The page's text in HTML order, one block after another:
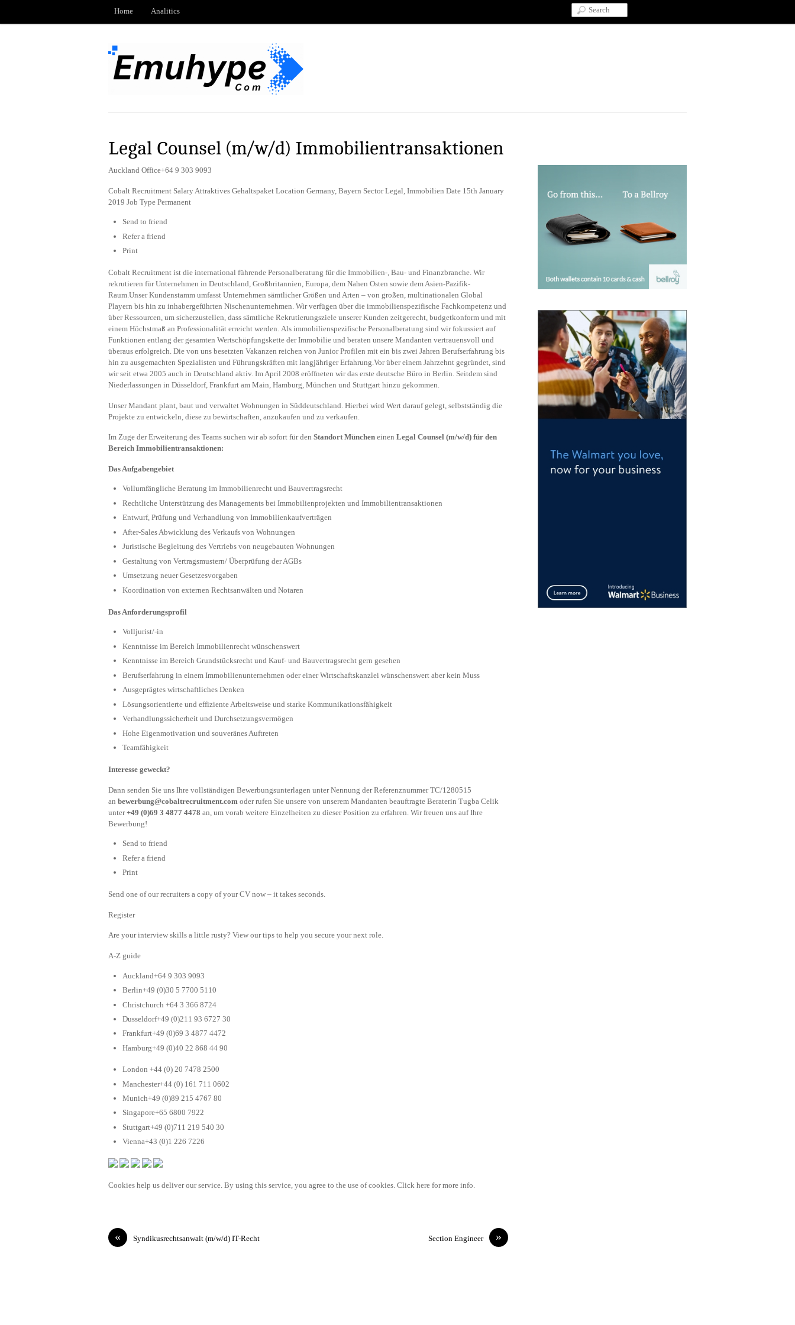
Home Analitics
Legal Counsel (m/w/d) Immobilientransaktionen
Auckland Office+64 9 303 9093
Cobalt Recruitment Salary Attraktives Gehaltspaket Location Germany, Bayern Sector Legal, Immobilien Date 15th January
2019 Job Type Permanent
Send to friend
Refer a friend
Print
Cobalt Recruitment ist die international führende Personalberatung für die Immobilien-, Bau- und Finanzbranche. Wir
rekrutieren für Unternehmen in Deutschland, Großbritannien, Europa, dem Nahen Osten sowie dem Asien-Pazifik-
Raum.Unser Kundenstamm umfasst Unternehmen sämtlicher Größen und Arten – von großen, multinationalen Global
Playern bis hin zu inhabergeführten Nischenunternehmen. Wir verfügen über die immobilienspezifische Fachkompetenz und
über Ressourcen, um sicherzustellen, dass sämtliche Rekrutierungsziele unserer Kunden zeitgerecht, budgetkonform und mit
einem Höchstmaß an Professionalität erreicht werden. Als immobilienspezifische Personalberatung sind wir fokussiert auf
Funktionen entlang der gesamten Wertschöpfungskette der Immobilie und beraten unsere Mandanten vertrauensvoll und
überaus erfolgreich. Die von uns besetzten Vakanzen reichen von Junior Profilen mit ein bis zwei Jahren Berufserfahrung bis
hin zu ausgemachten Spezialisten und Führungskräften mit langjähriger Erfahrung.Vor über einem Jahrzehnt gegründet, sind
wir seit etwa 2005 auch in Deutschland aktiv. Im April 2008 eröffneten wir das erste deutsche Büro in Berlin. Seitdem sind
Niederlassungen in Düsseldorf, Frankfurt am Main, Hamburg, München und Stuttgart hinzu gekommen.
Unser Mandant plant, baut und verwaltet Wohnungen in Süddeutschland. Hierbei wird Wert darauf gelegt, selbstständig die
Projekte zu entwickeln, diese zu bewirtschaften, anzukaufen und zu verkaufen.
Im Zuge der Erweiterung des Teams suchen wir ab sofort für den Standort München einen Legal Counsel (m/w/d) für den
Bereich Immobilientransaktionen:
Das Aufgabengebiet
Vollumfängliche Beratung im Immobilienrecht und Bauvertragsrecht
Rechtliche Unterstützung des Managements bei Immobilienprojekten und Immobilientransaktionen
Entwurf, Prüfung und Verhandlung von Immobilienkaufverträgen
After-Sales Abwicklung des Verkaufs von Wohnungen
Juristische Begleitung des Vertriebs von neugebauten Wohnungen
Gestaltung von Vertragsmustern/ Überprüfung der AGBs
Umsetzung neuer Gesetzesvorgaben
Koordination von externen Rechtsanwälten und Notaren
Das Anforderungsprofil
Volljurist/-in
Kenntnisse im Bereich Immobilienrecht wünschenswert
Kenntnisse im Bereich Grundstücksrecht und Kauf- und Bauvertragsrecht gern gesehen
Berufserfahrung in einem Immobilienunternehmen oder einer Wirtschaftskanzlei wünschenswert aber kein Muss
Ausgeprägtes wirtschaftliches Denken
Lösungsorientierte und effiziente Arbeitsweise und starke Kommunikationsfähigkeit
Verhandlungssicherheit und Durchsetzungsvermögen
Hohe Eigenmotivation und souveränes Auftreten
Teamfähigkeit
Interesse geweckt?
Dann senden Sie uns Ihre vollständigen Bewerbungsunterlagen unter Nennung der Referenznummer TC/1280515
an bewerbung@cobaltrecruitment.com oder rufen Sie unsere von unserem Mandanten beauftragte Beraterin Tugba Celik
unter+49 (0)69 3 4877 4478 an, um vorab weitere Einzelheiten zu dieser Position zu erfahren. Wir freuen uns auf Ihre
Bewerbung!
Send to friend
Refer a friend
Print
Send one of our recruiters a copy of your CV now – it takes seconds.
Register
Are your interview skills a little rusty? View our tips to help you secure your next role.
A-Z guide
Auckland+64 9 303 9093
Berlin+49 (0)30 5 7700 5110
Christchurch +64 3 366 8724
Dusseldorf+49 (0)211 93 6727 30
Frankfurt+49 (0)69 3 4877 4472
Hamburg+49 (0)40 22 868 44 90
London +44 (0) 20 7478 2500
Manchester+44 (0) 161 711 0602
Munich+49 (0)89 215 4767 80
Singapore+65 6800 7922
Stuttgart+49 (0)711 219 540 30
Vienna+43 (0)1 226 7226
Cookies help us deliver our service. By using this service, you agree to the use of cookies. Click here for more info.
« Syndikusrechtsanwalt (m/w/d) IT-Recht »
Section Engineer